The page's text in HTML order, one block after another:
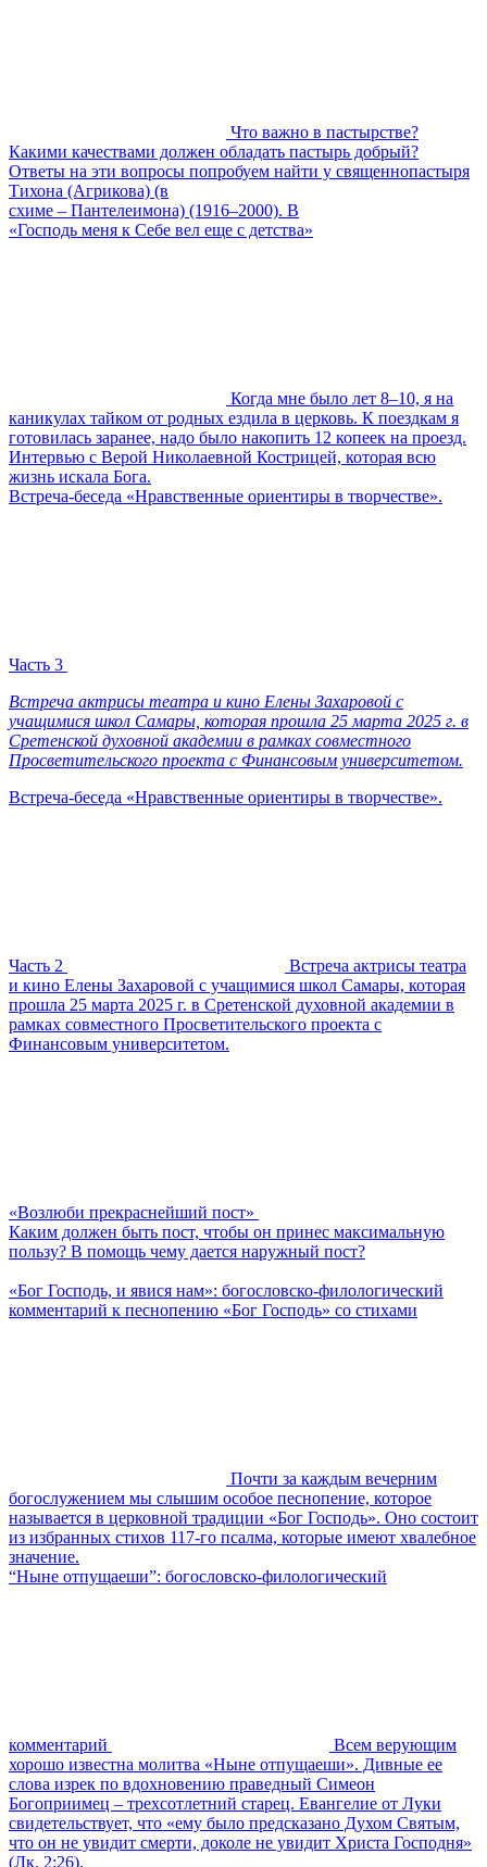
Что важно в пастырстве?
Какими качествами должен обладать пастырь добрый?
Ответы на эти вопросы попробуем найти у священнопастыря
Тихона (Агрикова) (в
схиме – Пантелеимона) (1916–2000). В
«Господь меня к Себе вел еще с детства»
Когда мне было лет 8–10, я на
каникулах тайком от родных ездила в церковь. К поездкам я
готовилась заранее, надо было накопить 12 копеек на проезд.
Интервью с Верой Николаевной Кострицей, которая всю
жизнь искала Бога.
Встреча-беседа «Нравственные ориентиры в творчестве».
Часть 3
Встреча актрисы театра и кино Елены Захаровой с
учащимися школ Самары, которая прошла 25 марта 2025 г. в
Сретенской духовной академии в рамках совместного
Просветительского проекта с Финансовым университетом.
Встреча-беседа «Нравственные ориентиры в творчестве».
Часть 2
Встреча актрисы театра
и кино Елены Захаровой с учащимися школ Самары, которая
прошла 25 марта 2025 г. в Сретенской духовной академии в
рамках совместного Просветительского проекта с
Финансовым университетом.
«Возлюби прекраснейший пост»
Каким должен быть пост, чтобы он принес максимальную
пользу? В помощь чему дается наружный пост?
«Бог Господь, и явися нам»: богословско-филологический
комментарий к песнопению «Бог Господь» со стихами
Почти за каждым вечерним
богослужением мы слышим особое песнопение, которое
называется в церковной традиции «Бог Господь». Оно состоит
из избранных стихов 117-го псалма, которые имеют хвалебное
значение.
“Ныне отпущаеши”: богословско-филологический
комментарий
Всем верующим
хорошо известна молитва «Ныне отпущаеши». Дивные ее
слова изрек по вдохновению праведный Симеон
Богоприимец – трехсотлетний старец. Евангелие от Луки
свидетельствует, что «ему было предсказано Духом Святым,
что он не увидит смерти, доколе не увидит Христа Господня»
(Лк. 2:26).